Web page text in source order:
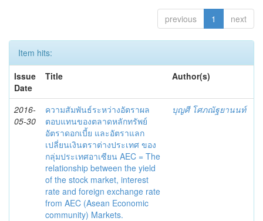
previous 1 next
Item hits:
Issue
Date
Title Author(s)
2016-
05-30
ความสัมพันธ์ระหว่างอัตราผล
ตอบแทนของตลาดหลักทรัพย์
อัตราดอกเบี้ย และอัตราแลก
เปลี่ยนเงินตราต่างประเทศ ของ
กลุ่มประเทศอาเซียน AEC = The
relationship between the yield
of the stock market, interest
rate and foreign exchange rate
from AEC (Asean Economic
community) Markets.
บุญศี โศภณัฐยานนท์